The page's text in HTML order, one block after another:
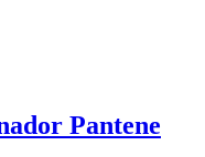
Pantene